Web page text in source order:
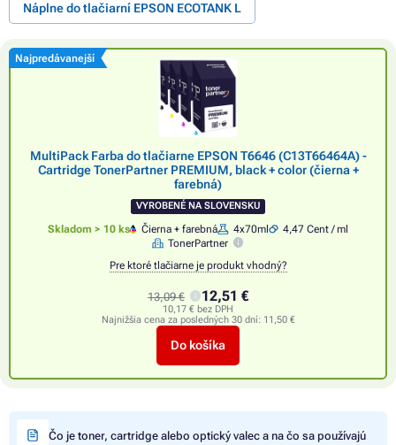
Náplne do tlačiarní EPSON ECOTANK L
Najpredávanejší
MultiPack Farba do tlačiarne EPSON T6646 (C13T66464A) -
Cartridge TonerPartner PREMIUM, black + color (čierna +
farebná)
VYROBENÉ NA SLOVENSKU
Skladom > 10 ks Čierna + farebná 4x70ml
4,47 Cent / ml
TonerPartner
Pre ktoré tlačiarne je produkt vhodný?
13,09 € 12,51 €
10,17 € bez DPH
Najnižšia cena za posledných 30 dní: 11,50 €
Do košíka
Čo je toner, cartridge alebo optický valec a na čo sa používajú